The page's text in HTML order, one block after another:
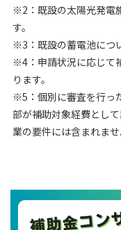
※2：既設の太陽光発電
す。
※3：既設の蓄電池につ
※4：申請状況に応じて
ります。
※5：個別に審査を行っ
部が補助対象経費とし
業の要件には含まれませ